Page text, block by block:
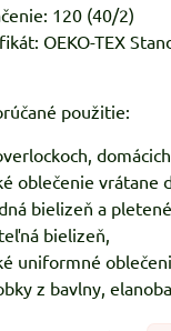
120 (40/2)
OEKO-TEX
použitie:
oblečenie vrátane
bielizeň a pletené
bielizeň,
uniformné
z bavlny,